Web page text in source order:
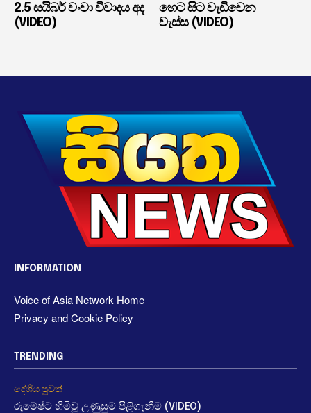
2.5 සයිබර් වංචා විවාදය අද
(VIDEO)
හෙට සිට වැඩිවෙන
වැස්ස (VIDEO)
INFORMATION
Voice of Asia Network Home
Privacy and Cookie Policy
TRENDING
දේශීය පුවත්
රුමේෂ්ට හිමිවූ උණුසුම් පිළිගැනීම (VIDEO)